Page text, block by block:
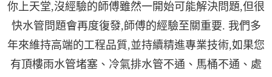
你上天堂,沒經驗的師傅雖然一開始可能解決問題,但很
快水管問題會再度復發,師傅的經驗至關重要. 我們多
年來維持高端的工程品質,並持續精進專業技術,如果您
有頂樓雨水管堵塞、冷氣排水管不通、馬桶不通、處